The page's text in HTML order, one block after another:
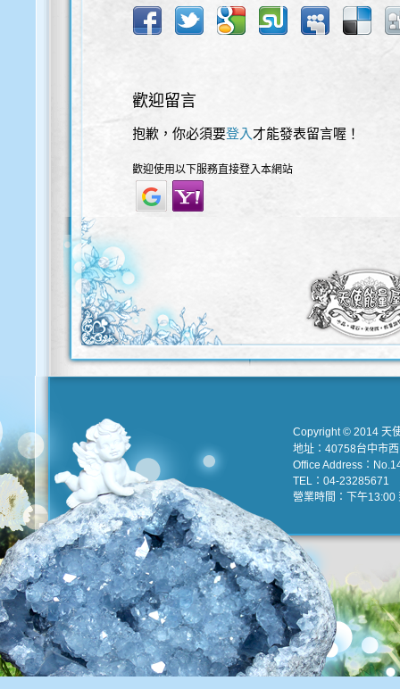
歡迎留言
抱歉，你必須要登入 才能發表留言喔！
歡迎使用以下服務直接登入本網站
Copyright © 2014 天
地址：40758台中市
Office Address：
TEL：04-23285671
營業時間：下午13:00